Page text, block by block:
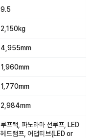
9.5
2,150kg
4,955mm
1,960mm
1,770mm
2,984mm
루프랙, 파노라마 선루프, LED
헤드램프, 어댑티브(LED or